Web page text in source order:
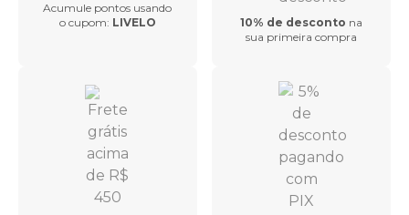
Acumule pontos usando
o cupom: LIVELO 10% de desconto na
sua primeira compra